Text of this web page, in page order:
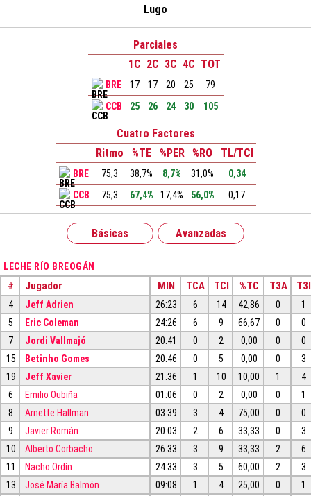
Lugo
Parciales
1C 2C 3C 4C TOT
BRE 17 17 20 25
79
CCB
25 26 24 30 105
Cuatro Factores
Ritmo
%TE %PER %RO TL/TCI
BRE 75,3 38,7% 8,7% 31,0%
0,34
CCB
75,3 67,4% 17,4% 56,0% 0,17
Básicas Avanzadas
LECHE RÍO BREOGÁN
# Jugador MIN TCA TCI %TC T3A T3I
4 Jeff Adrien 26:23 6 14 42,86 0
1
5
Eric Coleman 24:26 6 9 66,67 0
0
7
Jordi Vallmajó 20:41 0 2 0,00 0
0
15
Betinho Gomes 20:46 0 5 0,00 0
3
19
Jeff Xavier 21:36 1 10 10,00 1
4
6
Emilio Oubiña 01:06 0 2 0,00 0
1
8
Arnette Hallman 03:39 3 4 75,00 0
0
9
Javier Román 20:03 2 6 33,33 0
3
10
Alberto Corbacho 26:33 3 9 33,33 2
6
11
Nacho Ordín 24:33 3 5 60,00 2
3
13
José María Balmón 09:08 1 4 25,00 0
1